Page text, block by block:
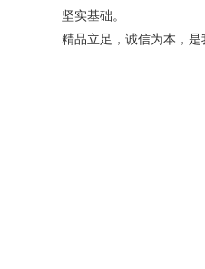
坚实基础。
精品立足，诚信为本，